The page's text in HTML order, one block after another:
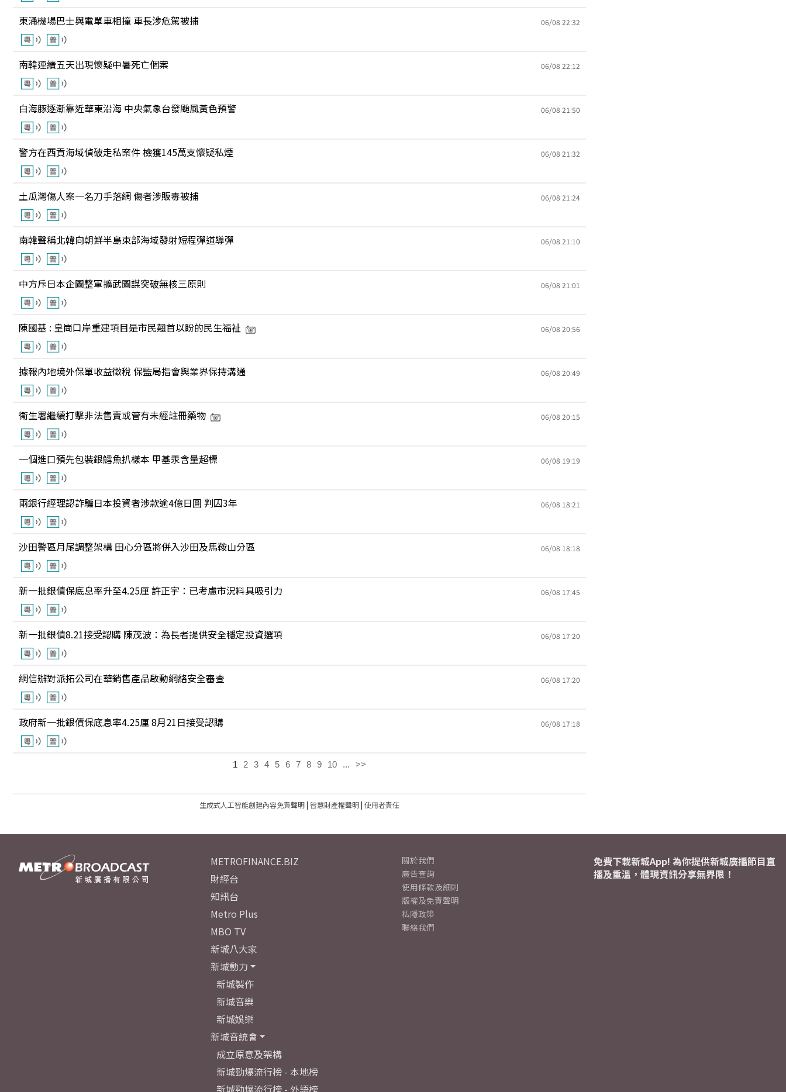
東涌機場巴士與電單車相撞 車長涉危駕被捕 06/08 22:32
南韓連續五天出現懷疑中暑死亡個案 06/08 22:12
白海豚逐漸靠近華東沿海 中央氣象台發颱風黃色預警 06/08 21:50
警方在西貢海域偵破走私案件 檢獲145萬支懷疑私煙 06/08 21:32
土瓜灣傷人案一名刀手落網 傷者涉販毒被捕 06/08 21:24
南韓聲稱北韓向朝鮮半島東部海域發射短程彈道導彈 06/08 21:10
中方斥日本企圖整軍擴武圖謀突破無核三原則 06/08 21:01
陳國基 : 皇崗口岸重建項目是市民翹首以盼的民生福祉 06/08 20:56
據報內地境外保單收益徵稅 保監局指會與業界保持溝通 06/08 20:49
衞生署繼續打擊非法售賣或管有未經註冊藥物 06/08 20:15
一個進口預先包裝銀鱈魚扒樣本 甲基汞含量超標 06/08 19:19
兩銀行經理認詐騙日本投資者涉款逾4億日圓 判囚3年 06/08 18:21
沙田警區月尾調整架構 田心分區將併入沙田及馬鞍山分區 06/08 18:18
新一批銀債保底息率升至4.25厘 許正宇：已考慮市況料具吸引力 06/08 17:45
新一批銀債8.21接受認購 陳茂波：為長者提供安全穩定投資選項 06/08 17:20
網信辦對派拓公司在華銷售產品啟動網絡安全審查 06/08 17:20
政府新一批銀債保底息率4.25厘 8月21日接受認購 06/08 17:18
1 2 3 4 5 6 7 8 9 10 ... >>
生成式人工智能創建內容免責聲明| 智慧財產權聲明| 使用者責任
METROFINANCE.BIZ
財經台
知訊台
Metro Plus
MBO TV
新城八大家
新城動力
新城製作
新城音樂
新城娛樂
新城音統會
成立原意及架構
新城勁爆流行榜 - 本地榜
新城勁爆流行榜 - 外語榜
關於我們
廣告查詢
使用條款及細則
版權及免責聲明
私隱政策
聯絡我們
免費下載新城App! 為你提供新城廣播節目直
播及重溫，體現資訊分享無界限！